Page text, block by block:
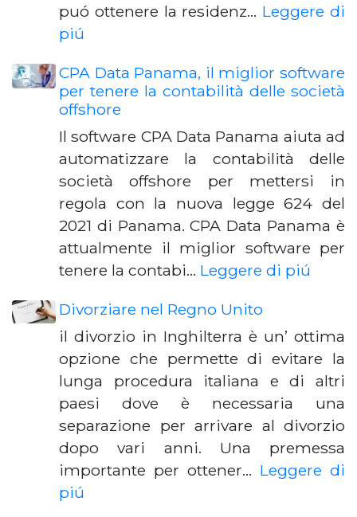
puó ottenere la residenz… Leggere di
piú
CPA Data Panama, il miglior software
per tenere la contabilità delle società
offshore
Il software CPA Data Panama aiuta ad
automatizzare la contabilità delle
società offshore per mettersi in
regola con la nuova legge 624 del
2021 di Panama. CPA Data Panama è
attualmente il miglior software per
tenere la contabi… Leggere di piú
Divorziare nel Regno Unito
il divorzio in Inghilterra è un’ ottima
opzione che permette di evitare la
lunga procedura italiana e di altri
paesi dove è necessaria una
separazione per arrivare al divorzio
dopo vari anni. Una premessa
importante per ottener… Leggere di
piú